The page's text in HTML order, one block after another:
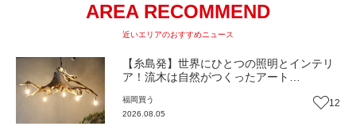
AREA RECOMMEND
近いエリアのおすすめニュース
【糸島発】世界にひとつの照明とインテリ
ア！流木は自然がつくったアート
ち歩き】
福岡 買う
2026.08.05
12